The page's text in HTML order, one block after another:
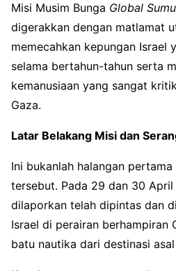
Misi Musim Bunga Global
digerakkan dengan matlamat
memecahkan kepungan Israel
selama bertahun-tahun serta
kemanusiaan yang sangat
Gaza.
Latar Belakang Misi dan
Ini bukanlah halangan
tersebut. Pada 29 dan 30
dilaporkan telah dipintas dan
Israel di perairan berhampiran
batu nautika dari destinasi